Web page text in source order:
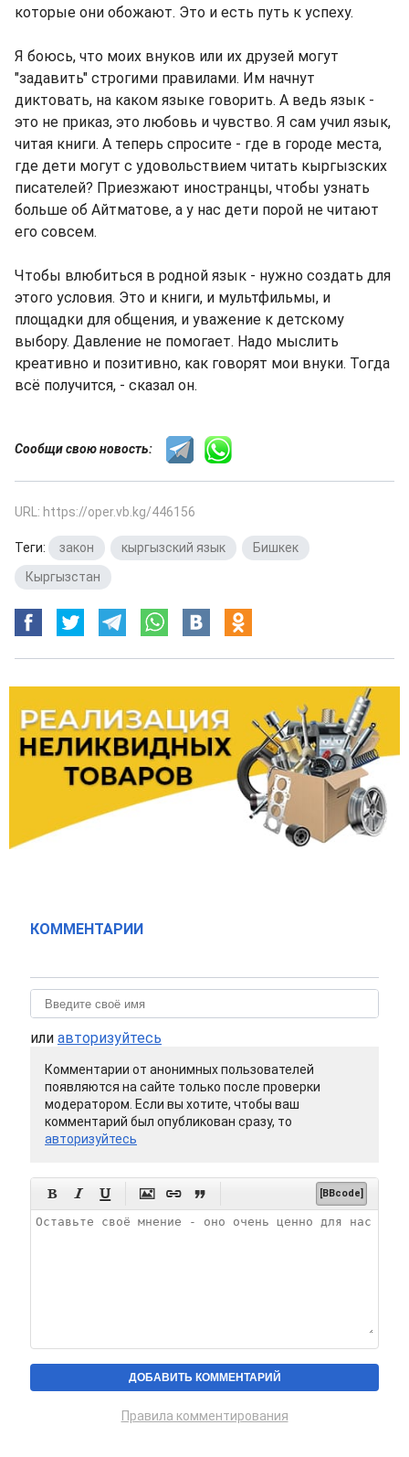
которые они обожают. Это и есть путь к успеху.
Я боюсь, что моих внуков или их друзей могут
"задавить" строгими правилами. Им начнут
диктовать, на каком языке говорить. А ведь язык -
это не приказ, это любовь и чувство. Я сам учил язык,
читая книги. А теперь спросите - где в городе места,
где дети могут с удовольствием читать кыргызских
писателей? Приезжают иностранцы, чтобы узнать
больше об Айтматове, а у нас дети порой не читают
его совсем.
Чтобы влюбиться в родной язык - нужно создать для
этого условия. Это и книги, и мультфильмы, и
площадки для общения, и уважение к детскому
выбору. Давление не помогает. Надо мыслить
креативно и позитивно, как говорят мои внуки. Тогда
всё получится, - сказал он.
Сообщи свою новость:
URL: https://oper.vb.kg/446156
Теги: закон кыргызский язык Бишкек
Кыргызстан
КОММЕНТАРИИ
или авторизуйтесь
Комментарии от анонимных пользователей
появляются на сайте только после проверки
модератором. Если вы хотите, чтобы ваш
комментарий был опубликован сразу, то
авторизуйтесь
      [BBcode]
Правила комментирования